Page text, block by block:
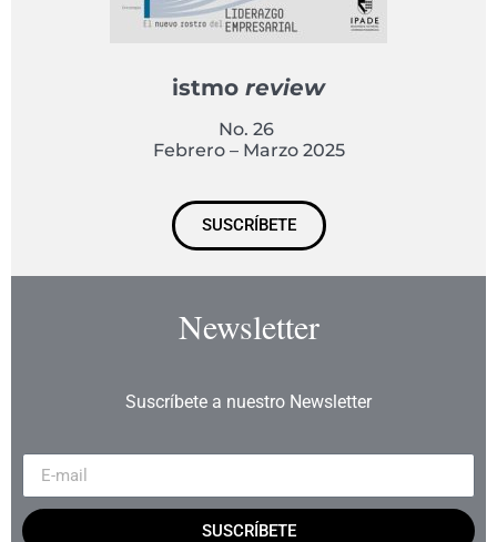
istmo review
No. 26
Febrero – Marzo 2025
SUSCRÍBETE
Newsletter
Suscríbete a nuestro Newsletter
SUSCRÍBETE